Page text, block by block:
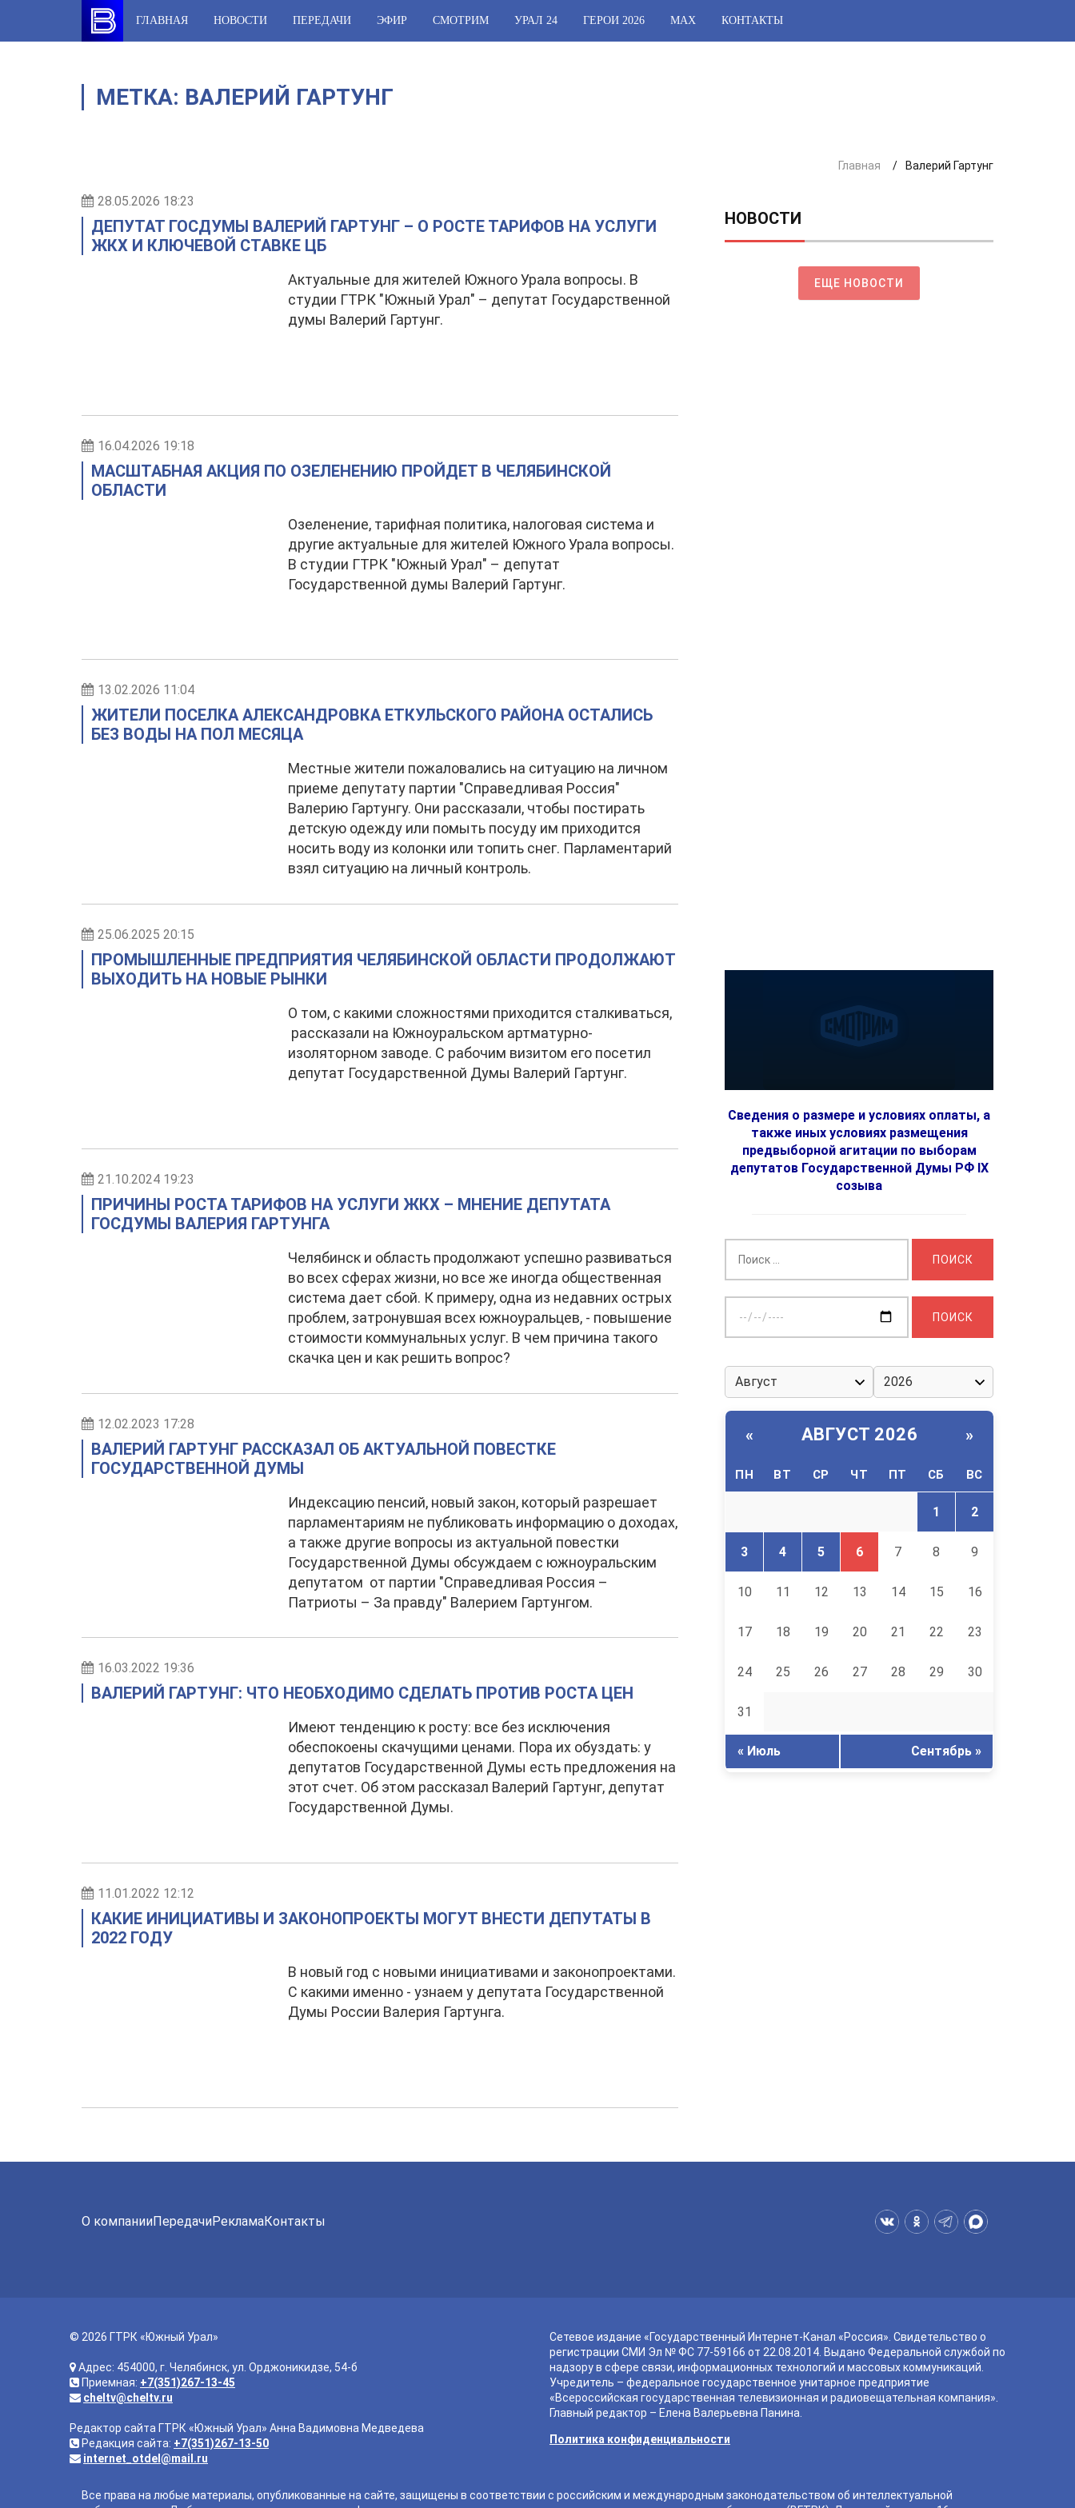
content
ГЛАВНАЯ НОВОСТИ ПЕРЕДАЧИ ЭФИР СМОТРИМ УРАЛ 24 ГЕРОИ 2026 МАХ КОНТАКТЫ
МЕТКА: ВАЛЕРИЙ ГАРТУНГ
Главная Валерий Гартунг
28.05.2026 18:23
ДЕПУТАТ ГОСДУМЫ ВАЛЕРИЙ ГАРТУНГ – О РОСТЕ ТАРИФОВ НА УСЛУГИ
ЖКХ И КЛЮЧЕВОЙ СТАВКЕ ЦБ
Актуальные для жителей Южного Урала вопросы. В
студии ГТРК "Южный Урал" – депутат Государственной
думы Валерий Гартунг.
16.04.2026 19:18
МАСШТАБНАЯ АКЦИЯ ПО ОЗЕЛЕНЕНИЮ ПРОЙДЕТ В ЧЕЛЯБИНСКОЙ
ОБЛАСТИ
Озеленение, тарифная политика, налоговая система и
другие актуальные для жителей Южного Урала вопросы.
В студии ГТРК "Южный Урал" – депутат
Государственной думы Валерий Гартунг.
13.02.2026 11:04
ЖИТЕЛИ ПОСЕЛКА АЛЕКСАНДРОВКА ЕТКУЛЬСКОГО РАЙОНА ОСТАЛИСЬ
БЕЗ ВОДЫ НА ПОЛ МЕСЯЦА
Местные жители пожаловались на ситуацию на личном
приеме депутату партии "Справедливая Россия"
Валерию Гартунгу. Они рассказали, чтобы постирать
детскую одежду или помыть посуду им приходится
носить воду из колонки или топить снег. Парламентарий
взял ситуацию на личный контроль.
25.06.2025 20:15
ПРОМЫШЛЕННЫЕ ПРЕДПРИЯТИЯ ЧЕЛЯБИНСКОЙ ОБЛАСТИ ПРОДОЛЖАЮТ
ВЫХОДИТЬ НА НОВЫЕ РЫНКИ
О том, с какими сложностями приходится сталкиваться,
рассказали на Южноуральском артматурно-
изоляторном заводе. С рабочим визитом его посетил
депутат Государственной Думы Валерий Гартунг.
21.10.2024 19:23
ПРИЧИНЫ РОСТА ТАРИФОВ НА УСЛУГИ ЖКХ – МНЕНИЕ ДЕПУТАТА
ГОСДУМЫ ВАЛЕРИЯ ГАРТУНГА
Челябинск и область продолжают успешно развиваться
во всех сферах жизни, но все же иногда общественная
система дает сбой. К примеру, одна из недавних острых
проблем, затронувшая всех южноуральцев, - повышение
стоимости коммунальных услуг. В чем причина такого
скачка цен и как решить вопрос?
12.02.2023 17:28
ВАЛЕРИЙ ГАРТУНГ РАССКАЗАЛ ОБ АКТУАЛЬНОЙ ПОВЕСТКЕ
ГОСУДАРСТВЕННОЙ ДУМЫ
Индексацию пенсий, новый закон, который разрешает
парламентариям не публиковать информацию о доходах,
а также другие вопросы из актуальной повестки
Государственной Думы обсуждаем с южноуральским
депутатом от партии "Справедливая Россия –
Патриоты – За правду" Валерием Гартунгом.
16.03.2022 19:36
ВАЛЕРИЙ ГАРТУНГ: ЧТО НЕОБХОДИМО СДЕЛАТЬ ПРОТИВ РОСТА ЦЕН
Имеют тенденцию к росту: все без исключения
обеспокоены скачущими ценами. Пора их обуздать: у
депутатов Государственной Думы есть предложения на
этот счет. Об этом рассказал Валерий Гартунг, депутат
Государственной Думы.
11.01.2022 12:12
КАКИЕ ИНИЦИАТИВЫ И ЗАКОНОПРОЕКТЫ МОГУТ ВНЕСТИ ДЕПУТАТЫ В
2022 ГОДУ
В новый год с новыми инициативами и законопроектами.
С какими именно - узнаем у депутата Государственной
Думы России Валерия Гартунга.
НОВОСТИ
ЕЩЕ НОВОСТИ
Сведения о размере и условиях оплаты, а
также иных условиях размещения
предвыборной агитации по выборам
депутатов Государственной Думы РФ IX
созыва
дату:
« АВГУСТ 2026 »
ПН ВТ СР ЧТ ПТ СБ ВС
1 2
3 4 5 6 7 8 9
10 11 12 13 14 15 16
17 18 19 20 21 22 23
24 25 26 27 28 29 30
31
« Июль Сентябрь »
О компанииПередачиРекламаКонтакты
© 2026 ГТРК «Южный Урал»
Адрес: 454000, г. Челябинск, ул. Орджоникидзе, 54-б
Приемная: +7(351)267-13-45
cheltv@cheltv.ru
Редактор сайта ГТРК «Южный Урал» Анна Вадимовна Медведева
Редакция сайта: +7(351)267-13-50
internet_otdel@mail.ru
Сетевое издание «Государственный Интернет-Канал «Россия». Свидетельство о
регистрации СМИ Эл № ФС 77-59166 от 22.08.2014. Выдано Федеральной службой по
надзору в сфере связи, информационных технологий и массовых коммуникаций.
Учредитель – федеральное государственное унитарное предприятие
«Всероссийская государственная телевизионная и радиовещательная компания».
Главный редактор – Елена Валерьевна Панина.
Политика конфиденциальности
Все права на любые материалы, опубликованные на сайте, защищены в соответствии с российским и международным законодательством об интеллектуальной